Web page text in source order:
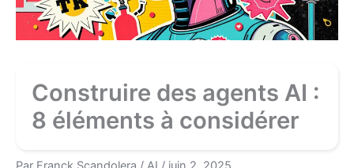
Construire des agents AI :
8 éléments à considérer